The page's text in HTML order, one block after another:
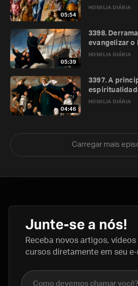
05:54
HOMILIA DIÁRIA
05:39
HOMILIA DIÁRIA
3398.
evangelizar o
04:46
HOMILIA DIÁRIA
3397. A
Carregar mais
Junte-se a nós!
Receba novos artigos,
cursos diretamente em seu e-
Nome completo